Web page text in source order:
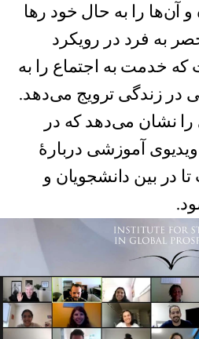
آن‌ها را به حال خود رها
به فرد در رویکرد
که خدمت به اجتماع را به
در زندگی ترویج می‌دهد.
را نشان می‌دهد که در
آموزشی دربارهٔ
در بین دانشجویان و